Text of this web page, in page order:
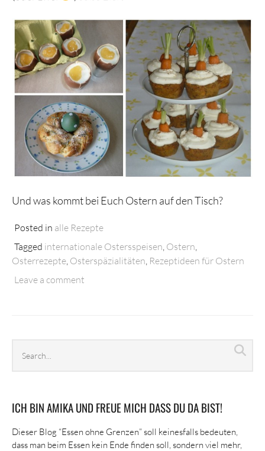
Und was kommt bei Euch Ostern auf den Tisch?
Posted in alle Rezepte
Tagged internationale Ostersspeisen Ostern
Osterrezepte Osterspäzialitäten Rezeptideen für Ostern
Leave a comment
archives
ICH BIN AMIKA UND FREUE MICH DASS DU DA BIST!
Dieser Blog “Essen ohne Grenzen” soll keinesfalls bedeuten,
dass man beim Essen kein Ende finden soll, sondern viel mehr,